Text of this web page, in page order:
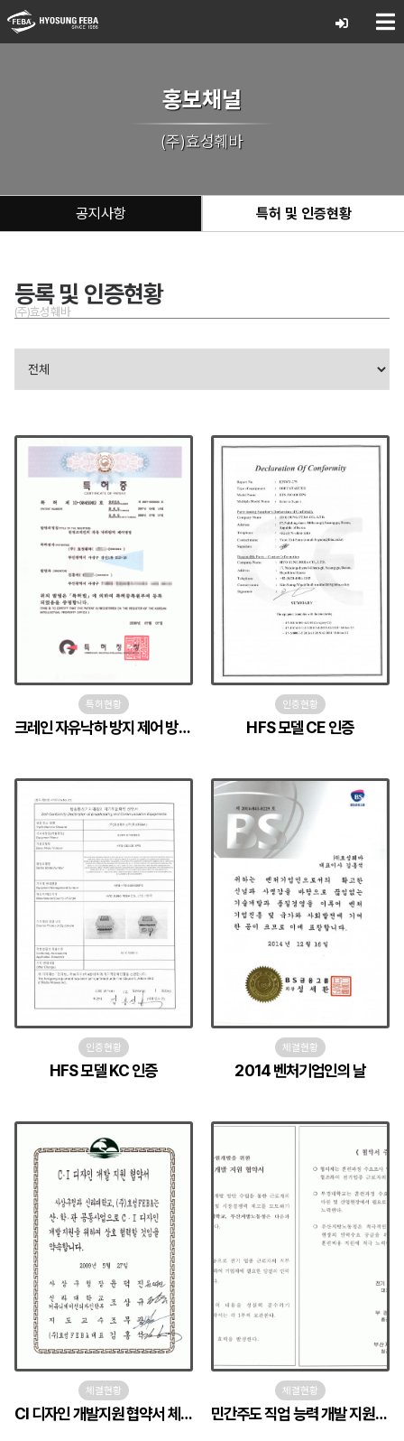
홍보채널
(주)효성훼바
공지사항 특허 및 인증현황
등록 및 인증현황
(주)효성훼바
특허현황
크레인 자유낙하 방지 제어 방법 특허
인증현황
HFS 모델 CE 인증
인증현황
HFS 모델 KC 인증
체결현황
2014 벤처기업인의 날
체결현황
CI 디자인 개발지원 협약서 체결
체결현황
민간주도 직업 능력 개발 지원협약서 체결